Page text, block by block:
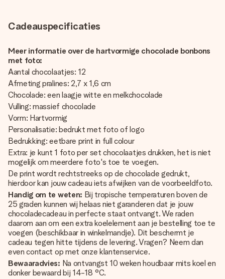
Cadeauspecificaties
Meer informatie over de hartvormige chocolade bonbons
met foto:
Aantal chocolaatjes: 12
Afmeting pralines: 2,7 x 1,6 cm
Chocolade: een laagje witte en melkchocolade
Vulling: massief chocolade
Vorm: Hartvormig
Personalisatie: bedrukt met foto of logo
Bedrukking: eetbare print in full colour
Extra: je kunt 1 foto per set chocolaatjes drukken, het is niet
mogelijk om meerdere foto's toe te voegen.
De print wordt rechtstreeks op de chocolade gedrukt,
hierdoor kan jouw cadeau iets afwijken van de voorbeeldfoto.
Handig om te weten: Bij tropische temperaturen boven de
25 graden kunnen wij helaas niet garanderen dat je jouw
chocoladecadeau in perfecte staat ontvangt. We raden
daarom aan om een extra koelelement aan je bestelling toe te
voegen (beschikbaar in winkelmandje). Dit beschermt je
cadeau tegen hitte tijdens de levering. Vragen? Neem dan
even contact op met onze klantenservice.
Bewaaradvies: Na ontvangst 10 weken houdbaar mits koel en
donker bewaard bij 14-18 °C.